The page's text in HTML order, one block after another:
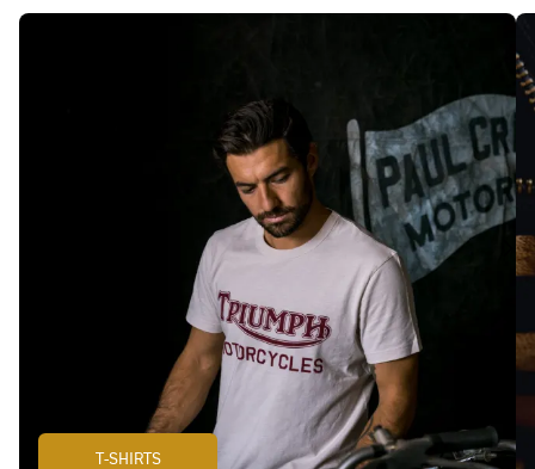
T-SHIRTS